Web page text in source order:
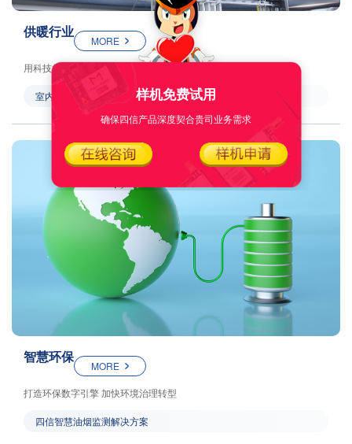
供暖行业
MORE
用科技的温度 守护每座城市
室内测温平台方案
智慧环保
MORE
打造环保数字引擎 加快环境治理转型
四信智慧油烟监测解决方案
样机免费试用
确保四信产品深度契合贵司业务需求